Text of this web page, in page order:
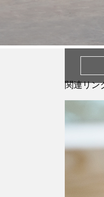
関連リン